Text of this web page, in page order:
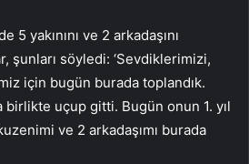
5 yakınını ve 2 arkadaşını
şunları söyledi: ‘Sevdiklerimizi,
için bugün burada toplandık.
uçup gitti. Bugün onun 1. yıl
ve 2 arkadaşımı burada